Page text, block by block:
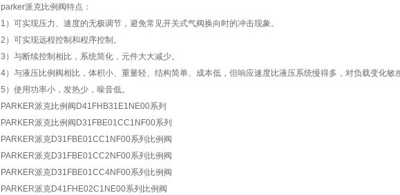
parker派克比例阀特点：
1）可实现压力、速度的无极调节，避免常见开关式气阀换向时的冲击现象。
2）可实现远程控制和程序控制。
3）与断续控制相比，系统简化，元件大大减少。
4）与液压比例阀相比，体积小、重量轻、结构简单、成本低，但响应速度比液压系统慢得多，对负载变化敏
5）使用功率小，发热少，噪音低。
PARKER派克比例阀D41FHB31E1NE00系列
PARKER派克比例阀D31FBE01CC1NF00系列
PARKER派克D31FBE01CC1NF00系列比例阀
PARKER派克D31FBE01CC2NF00系列比例阀
PARKER派克D31FBE01CC4NF00系列比例阀
PARKER派克D41FHE02C1NE00系列比例阀